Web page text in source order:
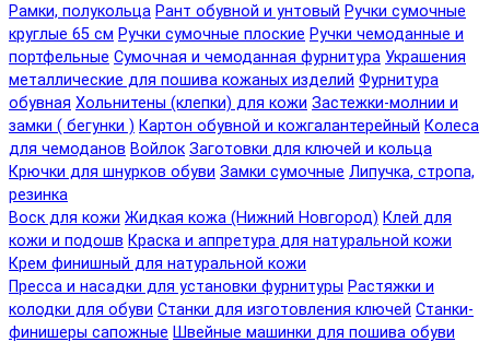
Рамки, полукольца Рант обувной и унтовый Ручки сумочные
круглые 65 см Ручки сумочные плоские Ручки чемоданные и
портфельные Сумочная и чемоданная фурнитура Украшения
металлические для пошива кожаных изделий Фурнитура
обувная Хольнитены (клепки) для кожи Застежки-молнии и
замки ( бегунки ) Картон обувной и кожгалантерейный Колеса
для чемоданов Войлок Заготовки для ключей и кольца
Крючки для шнурков обуви Замки сумочные Липучка, стропа,
резинка
Воск для кожи Жидкая кожа (Нижний Новгород) Клей для
кожи и подошв Краска и аппретура для натуральной кожи
Крем финишный для натуральной кожи
Пресса и насадки для установки фурнитуры Растяжки и
колодки для обуви Станки для изготовления ключей Станки-
финишеры сапожные Швейные машинки для пошива обуви